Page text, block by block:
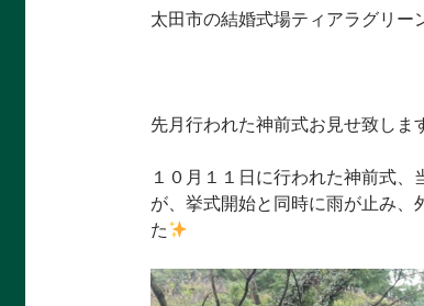
太田市の結婚式場ティアラグリー
先月行われた神前式お見せ致しま
１０月１１日に行われた神前式
が、挙式開始と同時に雨が止み、
た